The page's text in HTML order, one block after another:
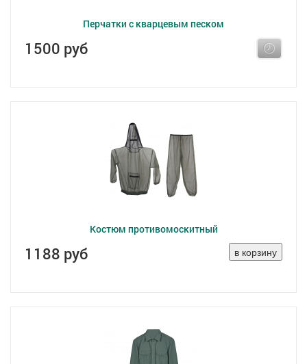
Перчатки с кварцевым песком
1500 руб
Костюм противомоскитный
1188 руб